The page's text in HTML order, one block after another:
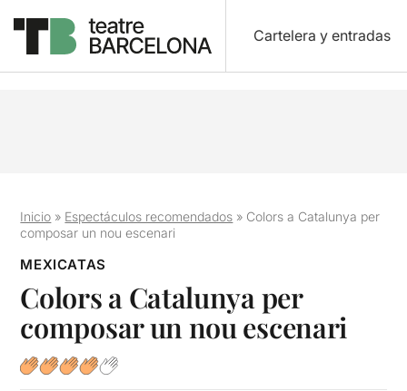
Cartelera y entradas
Inicio » Espectáculos recomendados » Colors a Catalunya per
composar un nou escenari
MEXICATAS
Colors a Catalunya per
composar un nou escenari